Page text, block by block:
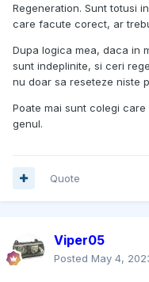
Regeneration. Sunt totusi
care facute corect, ar
Dupa logica mea, daca in
sunt indeplinite, si ceri
nu doar sa reseteze niste
Poate mai sunt colegi
genul.
Quote
Viper05
Posted May 4,